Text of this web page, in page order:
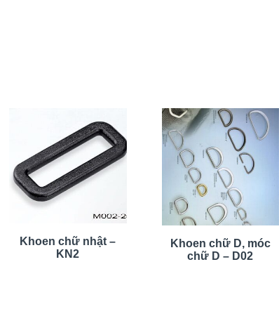
Khoen chữ nhật –
KN2
Khoen chữ D, móc
chữ D – D02